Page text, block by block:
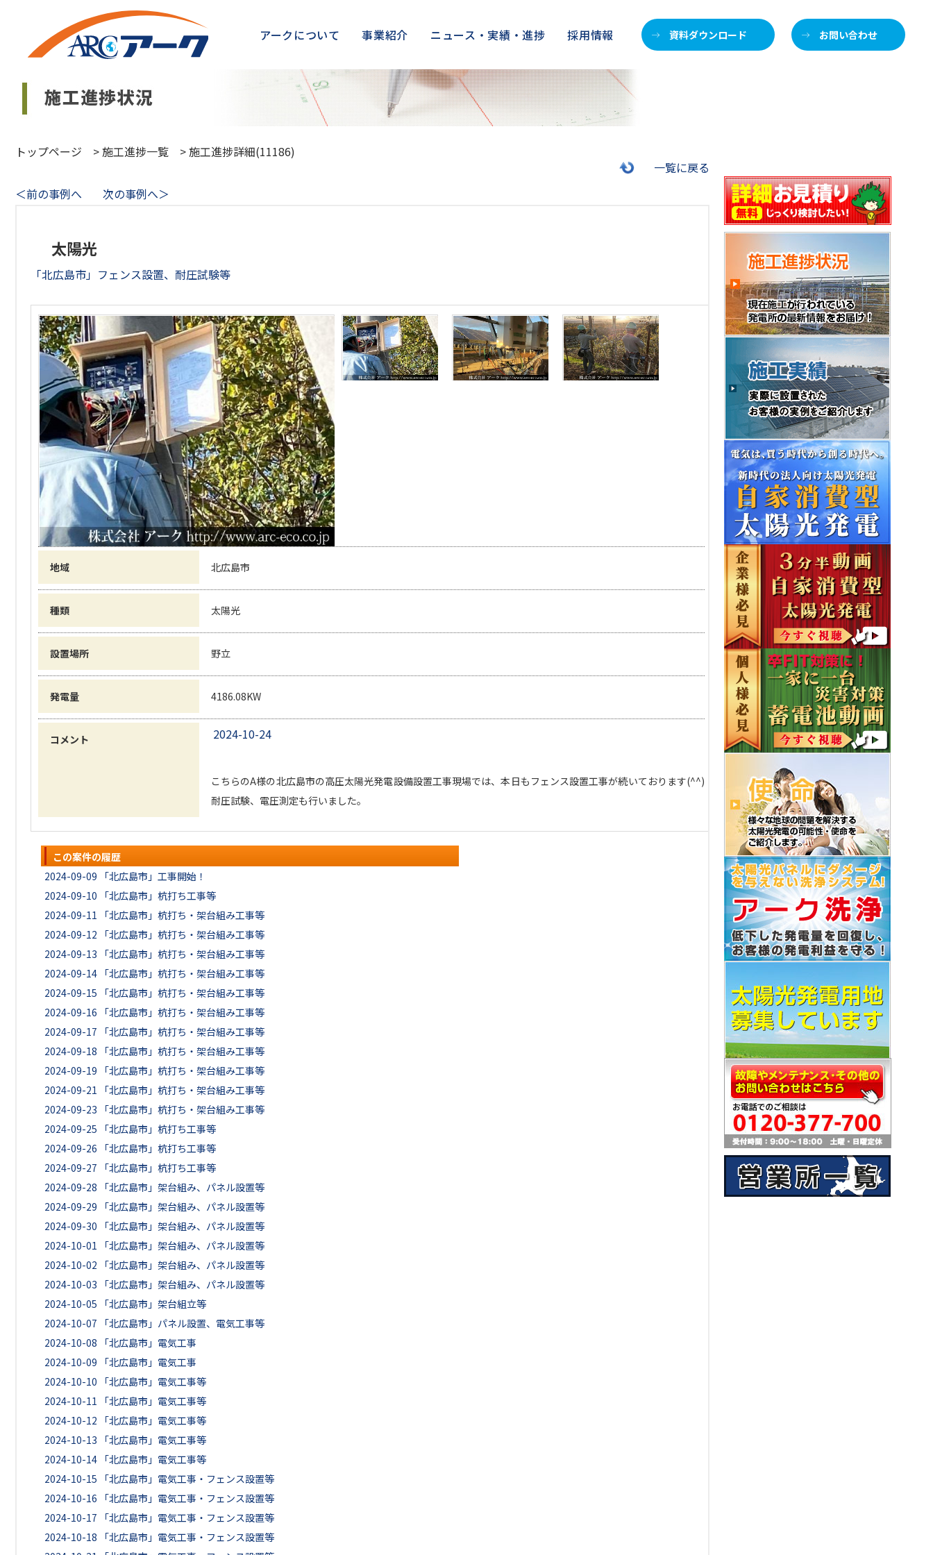
アークについて 事業紹介 ニュース・実績・進捗 採用情報 資料ダウンロード お問い合わせ
トップページ >施工進捗一覧 >施工進捗詳細(11186)
一覧に戻る
＜前の事例へ
次の事例へ＞
太陽光
「北広島市」フェンス設置、耐圧試験等
地域 北広島市
種類 太陽光
設置場所 野立
発電量 4186.08KW
コメント 2024-10-24
こちらのA様の北広島市の高圧太陽光発電設備設置工事現場では、本日もフェンス設置工事が続いております(^^)
耐圧試験、電圧測定も行いました。
この案件の履歴
2024-09-09
「北広島市」工事開始！
2024-09-10
「北広島市」杭打ち工事等
2024-09-11
「北広島市」杭打ち・架台組み工事等
2024-09-12
「北広島市」杭打ち・架台組み工事等
2024-09-13
「北広島市」杭打ち・架台組み工事等
2024-09-14 「北広島市」杭打ち・架台組み工事等
2024-09-15
「北広島市」杭打ち・架台組み工事等
2024-09-16
「北広島市」杭打ち・架台組み工事等
2024-09-17
「北広島市」杭打ち・架台組み工事等
2024-09-18
「北広島市」杭打ち・架台組み工事等
2024-09-19
「北広島市」杭打ち・架台組み工事等
2024-09-21
「北広島市」杭打ち・架台組み工事等
2024-09-23
「北広島市」杭打ち・架台組み工事等
2024-09-25
「北広島市」杭打ち工事等
2024-09-26
「北広島市」杭打ち工事等
2024-09-27
「北広島市」杭打ち工事等
2024-09-28
「北広島市」架台組み、パネル設置等
2024-09-29
「北広島市」架台組み、パネル設置等
2024-09-30
「北広島市」架台組み、パネル設置等
2024-10-01
「北広島市」架台組み、パネル設置等
2024-10-02
「北広島市」架台組み、パネル設置等
2024-10-03
「北広島市」架台組み、パネル設置等
2024-10-05
「北広島市」架台組立等
2024-10-07
「北広島市」パネル設置、電気工事等
2024-10-08
「北広島市」電気工事
2024-10-09
「北広島市」電気工事
2024-10-10
「北広島市」電気工事等
2024-10-11
「北広島市」電気工事等
2024-10-12
「北広島市」電気工事等
2024-10-13
「北広島市」電気工事等
2024-10-14 「北広島市」電気工事等
2024-10-15
「北広島市」電気工事・フェンス設置等
2024-10-16
「北広島市」電気工事・フェンス設置等
2024-10-17
「北広島市」電気工事・フェンス設置等
2024-10-18
「北広島市」電気工事・フェンス設置等